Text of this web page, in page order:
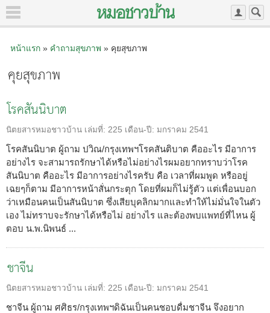
หน้าแรก» คำถามสุขภาพ» คุยสุขภาพ
คุยสุขภาพ
โรคสันนิบาต
นิตยสารหมอชาวบ้าน เล่มที่: 225 เดือน-ปี: มกราคม 2541
โรคสันนิบาต ผู้ถาม ปวิณ/กรุงเทพฯโรคสันติบาต คืออะไร มีอาการ
อย่างไร จะสามารถรักษาได้หรือไม่อย่างไรผมอยากทราบว่าโรค
สันนิบาต คืออะไร มีอาการอย่างไรครับ คือ เวลาที่ผมพูด หรืออยู่
เฉยๆก็ตาม มีอาการหน้าสั่นกระตุก โดยที่ผมก็ไม่รู้ตัว แต่เพื่อนบอก
ว่าเหมือนคนเป็นสันนิบาต ซึ่งเสียบุคลิกมากและทำให้ไม่มั่นใจในตัว
เอง ไม่ทราบจะรักษาได้หรือไม่ อย่างไร และต้องพบแพทย์ที่ไหน ผู้
ตอบ น.พ.นิพนธ์ ...
ชาจีน
นิตยสารหมอชาวบ้าน เล่มที่: 225 เดือน-ปี: มกราคม 2541
ชาจีน ผู้ถาม ศศิธร/กรุงเทพฯดิฉันเป็นคนชอบดื่มชาจีน จึงอยาก